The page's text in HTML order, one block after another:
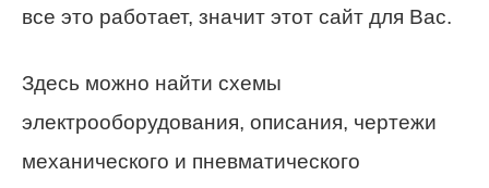
все это работает, значит этот сайт для Ваc.
Здесь можно найти схемы
электрооборудования, описания, чертежи
механического и пневматического